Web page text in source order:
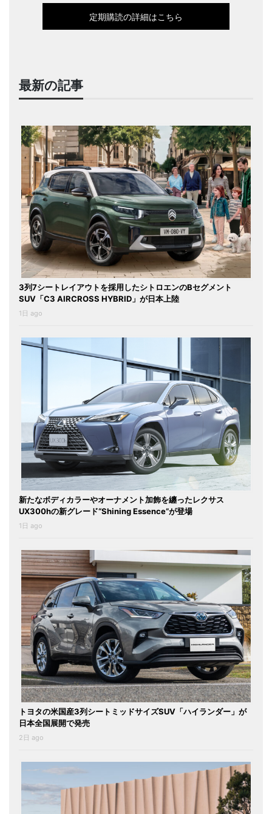
定期購読の詳細はこちら
最新の記事
3列7シートレイアウトを採用したシトロエンのBセグメント
SUV「C3 AIRCROSS HYBRID」が日本上陸
1日 ago
新たなボディカラーやオーナメント加飾を纏ったレクサス
UX300hの新グレード“Shining Essence”が登場
1日 ago
トヨタの米国産3列シートミッドサイズSUV「ハイランダー」が
日本全国展開で発売
2日 ago